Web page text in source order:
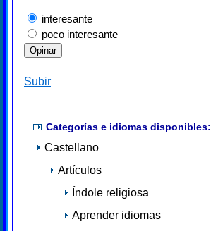
interesante
poco interesante
Subir
Categorías e idiomas disponibles:
Castellano
Artículos
Índole religiosa
Aprender idiomas